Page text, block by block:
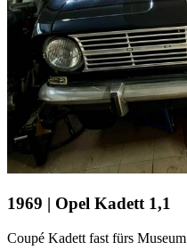
1969 | Opel Kadett 1,1
Coupé Kadett fast fürs Museum